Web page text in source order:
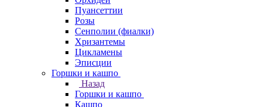
Пуансеттии
Розы
Сенполии (фиалки)
Хризантемы
Цикламены
Эписции
Горшки и кашпо
Назад
Горшки и кашпо
Кашпо